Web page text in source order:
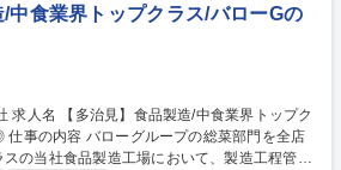
および各商品の原材料費率の算出・管理 ※基本
として担当いただきます。 募集職種
グループ/有給取得率70％/年休120日/車通勤
/中食業界トップクラス/バローGの
ク
店
の当社食品製造工場において、製造工程管理